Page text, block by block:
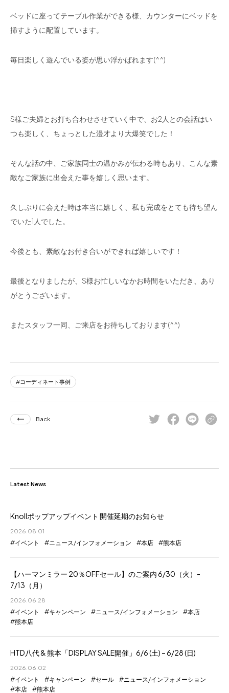
ベッドに座ってテーブル作業ができる様、カウンターにベッドを
挿すように配置しています。
毎日楽しく遊んでいる姿が思い浮かばれます(^^)
S様ご夫婦とお打ち合わせさせていく中で、お2人との会話はい
つも楽しく、ちょっとした漫才より大爆笑でした！
そんな話の中、ご家族同士の温かみが伝わる時もあり、こんな素
敵なご家族に出会えた事を嬉しく思います。
久しぶりに会えた時は本当に嬉しく、私も完成をとても待ち望ん
でいた1人でした。
今後とも、素敵なお付き合いができれば嬉しいです！
最後となりましたが、S様お忙しいなかお時間をいただき、あり
がとうございます。
またスタッフ一同、ご来店をお待ちしております(^^)
コーディネート事例
Back
Latest News
Knollポップアップイベント 開催延期のお知らせ
2026.08.01
イベント ニュース/インフォメーション 本店 熊本店
【ハーマンミラー 20％OFFセール】のご案内 6/30（火）-
7/13（月）
2026.06.28
イベント キャンペーン ニュース/インフォメーション
本店
熊本店
HTD八代 & 熊本「DISPLAY SALE開催」6/6 (土) – 6/28 (日)
2026.06.02
イベント キャンペーン セール
ニュース/インフォメーション
本店
熊本店